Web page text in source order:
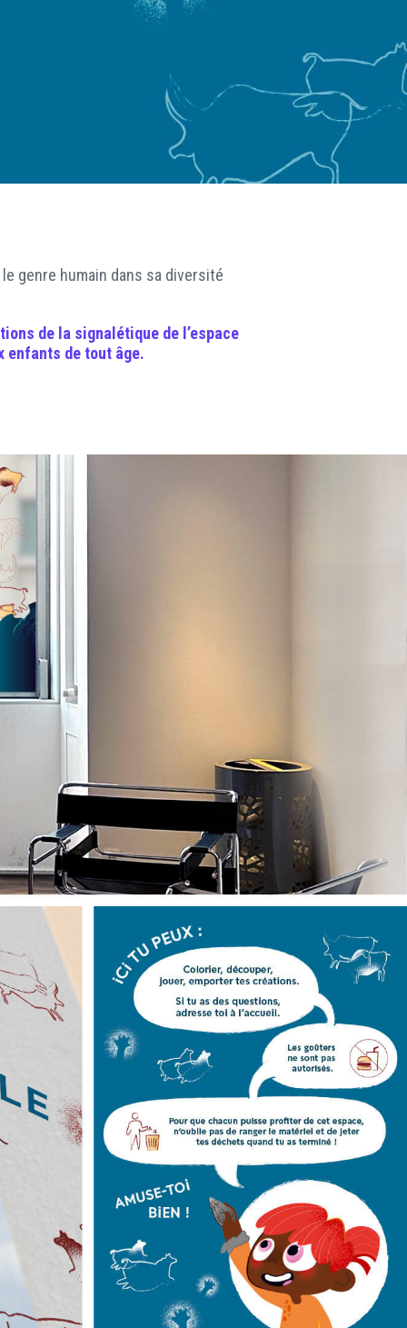
RÉSEAUX SOCIAUX
genre humain dans sa diversité
de la signalétique de l’espace
enfants de tout âge.